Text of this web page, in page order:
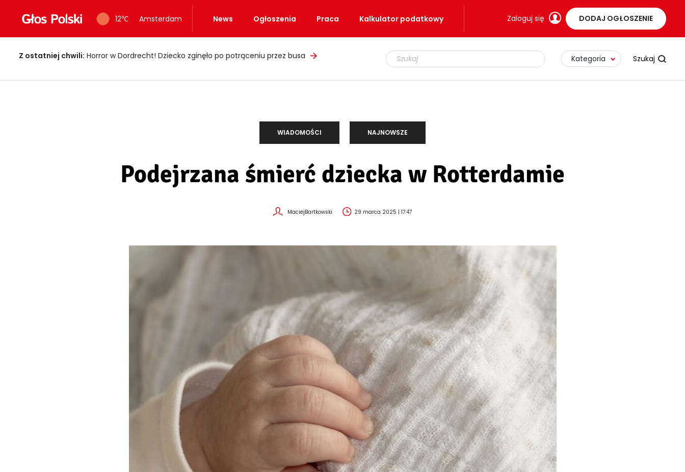
12℃ Amsterdam News Ogłoszenia Praca Kalkulator podatkowy Zaloguj się DODAJ OGŁOSZENIE
Z ostatniej chwili: Fałszywi policjanci okradali seniorów! Wpadli z łupem i podrobionymi mundurami Kategoria
WIADOMOŚCI NAJNOWSZE
Podejrzana śmierć dziecka w Rotterdamie
MaciejBartkowski 29 marca 2025 | 17:47